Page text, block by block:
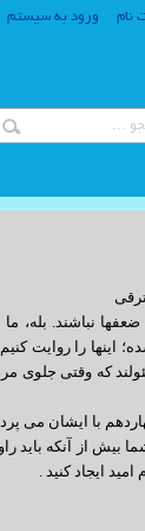
نام ورود به سیستم
نباشند. بله،
اینها را روایت
که وقتی جلوی
با ایشان می
بیش از آنکه باید
ایجاد کنید .